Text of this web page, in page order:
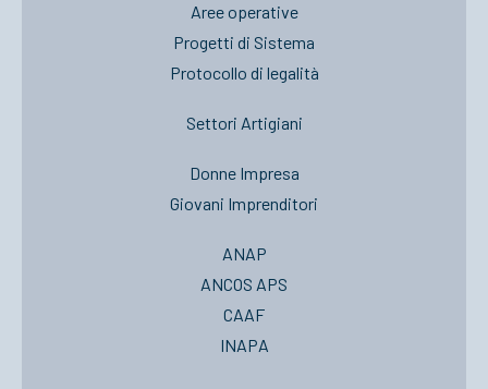
Aree operative
Progetti di Sistema
Protocollo di legalità
Settori Artigiani
Donne Impresa
Giovani Imprenditori
ANAP
ANCOS APS
CAAF
INAPA